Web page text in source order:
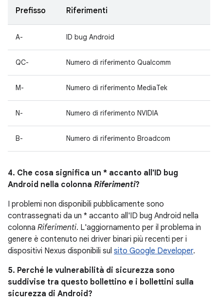
Prefisso Riferimenti
A- ID bug Android
QC- Numero di riferimento Qualcomm
M- Numero di riferimento MediaTek
N- Numero di riferimento NVIDIA
B- Numero di riferimento Broadcom
4. Che cosa significa un * accanto all'ID bug
Android nella colonna Riferimenti?
I problemi non disponibili pubblicamente sono
contrassegnati da un * accanto all'ID bug Android nella
colonna Riferimenti. L'aggiornamento per il problema in
genere è contenuto nei driver binari più recenti per i
dispositivi Nexus disponibili sul sito Google Developer.
5. Perché le vulnerabilità di sicurezza sono
suddivise tra questo bollettino e i bollettini sulla
sicurezza di Android?